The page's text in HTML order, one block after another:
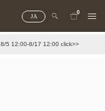
JA
0
8/5 12:00-8/17 12:00 click>>